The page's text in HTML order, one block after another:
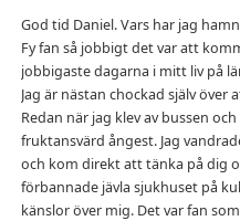
God tid Daniel. Vars har jag
Fy fan så jobbigt det var att
jobbigaste dagarna i mitt liv på
Jag är nästan chockad själv över
Redan när jag klev av bussen
fruktansvärd ångest. Jag
och kom direkt att tänka på dig
förbannade jävla sjukhuset på
känslor över mig. Det var fan